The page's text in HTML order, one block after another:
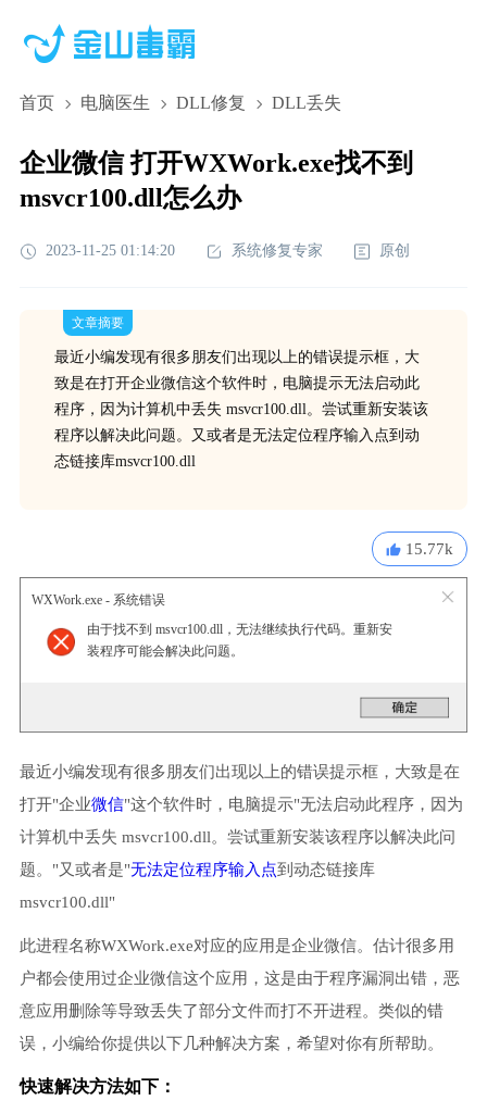
首页 电脑医生 DLL修复 DLL丢失
企业微信 打开WXWork.exe找不到
msvcr100.dll怎么办
2023-11-25 01:14:20 系统修复专家 原创
文章摘要
最近小编发现有很多朋友们出现以上的错误提示框，大
致是在打开企业微信这个软件时，电脑提示无法启动此
程序，因为计算机中丢失 msvcr100.dll。尝试重新安装该
程序以解决此问题。又或者是无法定位程序输入点到动
态链接库msvcr100.dll
15.77k
WXWork.exe - 系统错误
由于找不到 msvcr100.dll，无法继续执行代码。重新安
装程序可能会解决此问题。
最近小编发现有很多朋友们出现以上的错误提示框，大致是在
打开"企业微信"这个软件时，电脑提示"无法启动此程序，因为
计算机中丢失 msvcr100.dll。尝试重新安装该程序以解决此问
题。"又或者是"无法定位程序输入点到动态链接库
msvcr100.dll"
此进程名称WXWork.exe对应的应用是企业微信。估计很多用
户都会使用过企业微信这个应用，这是由于程序漏洞出错，恶
意应用删除等导致丢失了部分文件而打不开进程。类似的错
误，小编给你提供以下几种解决方案，希望对你有所帮助。
快速解决方法如下：